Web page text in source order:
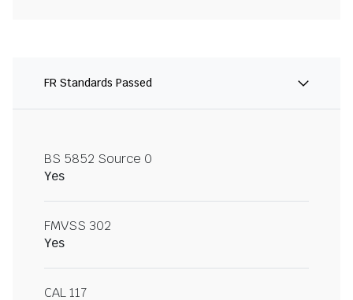
FR Standards Passed
BS 5852 Source 0
Yes
FMVSS 302
Yes
CAL 117